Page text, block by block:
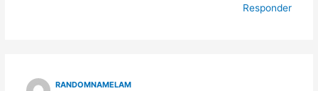
Responder
RANDOMNAMELAM